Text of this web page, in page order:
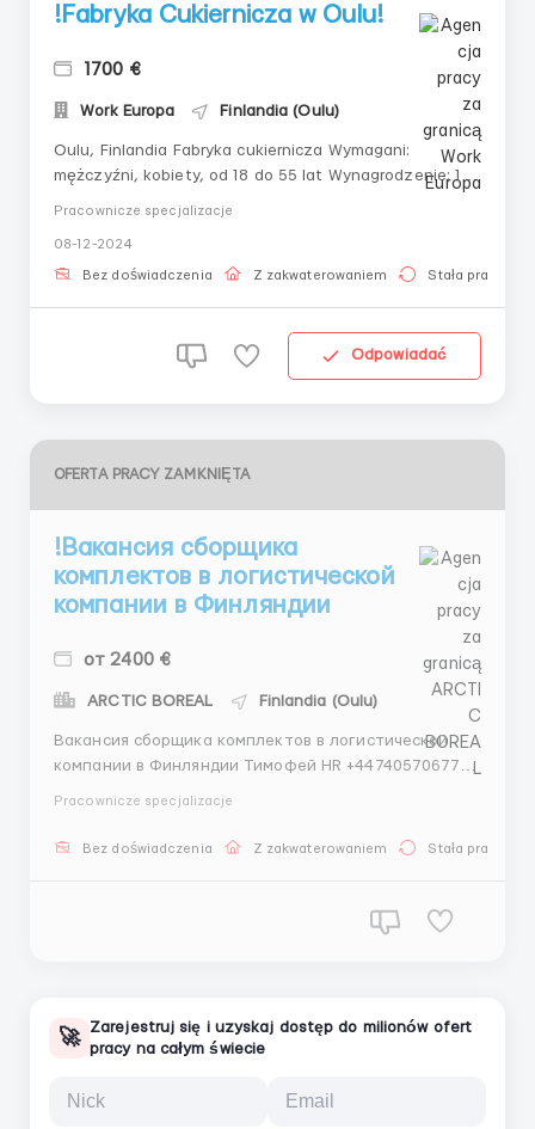
!Fabryka Cukiernicza w Oulu!
1700 €
Work Europa Finlandia (Oulu)
Oulu, Finlandia Fabryka cukiernicza Wymagani:
mężczyźni, kobiety, od 18 do 55 lat Wynagrodzenie: 11
produkcyjnej Godziny pracy 8-10 godzin dziennie, 5 dni
w tygodniu, jest zmiana nocna W sprawach dot...
Pracownicze specjalizacje
08-12-2024
Bez doświadczenia Z zakwaterowaniem Stała praca
Odpowiadać
OFERTA PRACY ZAMKNIĘTA
!Вакансия сборщика
комплектов в логистической
компании в Финляндии
от 2400 €
ARCTIC BOREAL Finlandia (Oulu)
Вакансия сборщика комплектов в логистической
компании в Финляндии Тимофей HR +447405706770
подготовке товаров к отправке. Требования:
Pracownicze specjalizacje
Bez doświadczenia Z zakwaterowaniem Stała praca
🚀
Zarejestruj się i uzyskaj dostęp do milionów ofert
pracy na całym świecie